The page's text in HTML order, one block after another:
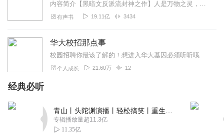
内容简介【黑暗文反派流封神之作】人是万物之灵，蛊是天地真精。一个穿越者不断重生的故事。一个养蛊、炼蛊、用蛊的奇特世界。配音组（男角色）老宝玉旁白...
有声书 19.11亿 3434
华大校招那点事
校园招聘你最该了解的！想进入华大基因必须听听哦
个人成长 21.60万 12
经典必听
专辑播放量超11.3亿
11.35亿